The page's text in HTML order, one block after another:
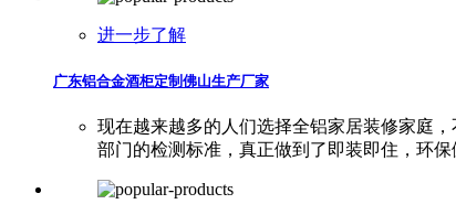
进一步了解
广东铝合金酒柜定制佛山生产厂家
现在越来越多的人们选择全铝家居装修家庭
部门的检测标准，真正做到了即装即住，环保